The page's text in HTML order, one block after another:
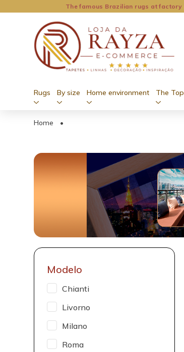
The famous Brazilian rugs at factory
Rugs By size Home environment The Top
Home
•
Modelo
Chianti
Livorno
Milano
Roma